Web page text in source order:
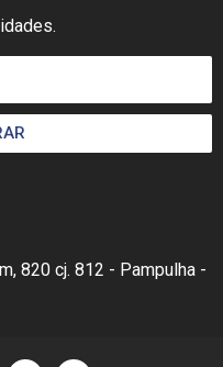
820 cj. 812 - Pampulha -
L Y